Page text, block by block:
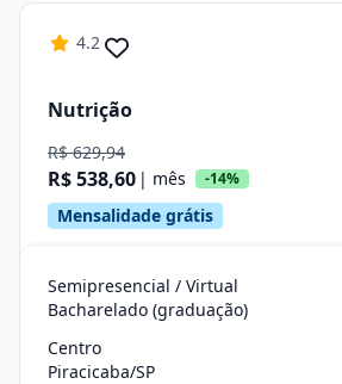
4.2
Nutrição
R$ 629,94
R$ 538,60 | mês -14%
Mensalidade grátis
Semipresencial / Virtual
Bacharelado (graduação)
Centro
Piracicaba/SP